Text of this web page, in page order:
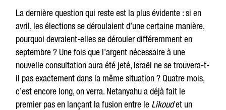
La dernière question qui reste est la plus évidente : si en
avril, les élections se déroulaient d’une certaine manière,
pourquoi devraient-elles se dérouler différemment en
septembre ? Une fois que l’argent nécessaire à une
nouvelle consultation aura été jeté, Israël ne se trouvera-t-
il pas exactement dans la même situation ? Quatre mois,
c’est encore long, on verra. Netanyahu a déjà fait le
premier pas en lançant la fusion entre le Likoudet un